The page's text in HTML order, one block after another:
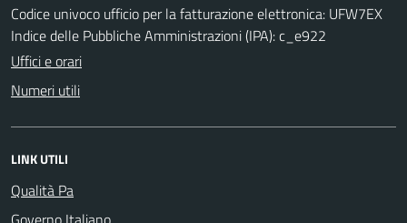
Codice univoco ufficio per la fatturazione elettronica: UFW7EX
Indice delle Pubbliche Amministrazioni (IPA): c_e922
Uffici e orari
Numeri utili
LINK UTILI
Qualità Pa